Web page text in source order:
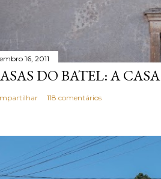
16, 2011
DO BATEL: A
118 comentários